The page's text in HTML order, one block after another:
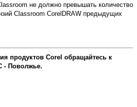
не должно превышать количество
Classroom CorelDRAW предыдущих
продуктов Corel обращайтесь к
- Поволжье.